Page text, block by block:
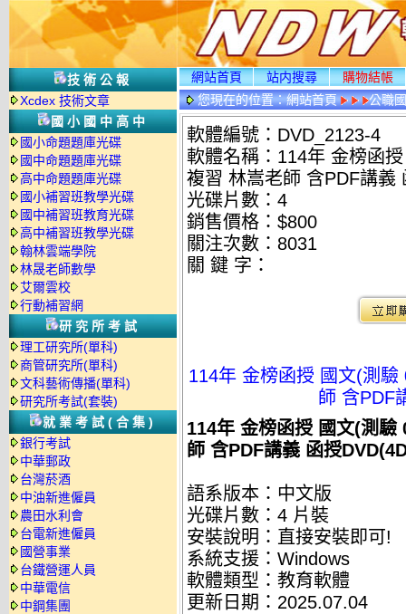
技術公報
Xcdex 技術文章
國小國中高中
國小命題題庫光碟
國中命題題庫光碟
高中命題題庫光碟
國小補習班教學光碟
國中補習班教育光碟
高中補習班教學光碟
翰林雲端學院
林晟老師數學
艾爾雲校
行動補習網
研究所考試
理工研究所(單科)
商管研究所(單科)
文科藝術傳播(單科)
研究所考試(套裝)
就業考試(合集)
銀行考試
中華郵政
台灣菸酒
中油新進僱員
農田水利會
台電新進僱員
國營事業
台鐵營運人員
中華電信
中鋼集團
網站首頁 站内搜尋
購物結帳
您現在的位置：網站首頁 公職
軟體編號：DVD_2123-4
軟體名稱：114年 金榜函
複習 林嵩老師 含PDF講義
光碟片數：4
銷售價格：$800
關注次數： 8031
關 鍵 字：
114年 金榜函授 國文(測
師 含PDF
114年 金榜函授 國文(測
師 含PDF講義 函授
語系版本：中文版
光碟片數：4 片裝
安裝說明：直接安裝即可!
系統支援：Windows
軟體類型：教育軟體
更新日期：2025.07.04